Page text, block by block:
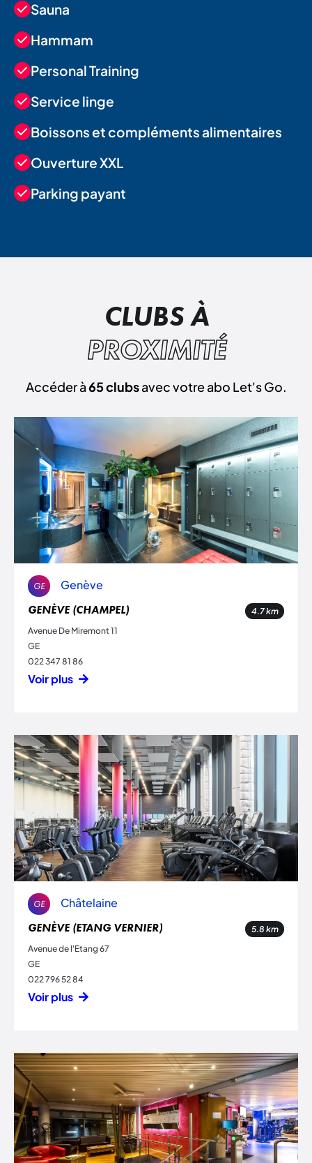
Sauna
Hammam
Personal Training
Service linge
Boissons et compléments alimentaires
Ouverture XXL
Parking payant
CLUBS À
PROXIMITÉ
Accéder à65 clubsavec votre abo Let's Go.
GE Genève
GENÈVE (CHAMPEL) 4.7km
Avenue De Miremont 11
GE
022 347 81 86
Voir plus
GE Châtelaine
GENÈVE (ETANG VERNIER) 5.8 km
Avenue de l'Etang 67
GE
022 796 52 84
Voir plus